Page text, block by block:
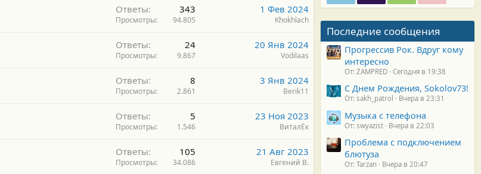
Ответы 343
Просмотры 94.805
1 Фев 2024
Khokhlach
Ответы 24
Просмотры 9.867
20 Янв 2024
Vodilaas
Ответы 8
Просмотры 2.861
3 Янв 2024
Berik11
Ответы 5
Просмотры 1.546
23 Ноя 2023
ВиталЁк
Ответы 105
Просмотры 34.086
21 Авг 2023
Евгений В.
Последние сообщения
Прогрессив Рок. Вдруг кому
интересно
От: ZAMPRED Сегодня в 19:38
С Днем Рождения, Sokolov73!
От: sakh_patrol Вчера в 23:31
Музыка с телефона
От: swyazist Вчера в 22:03
Проблема с подключением
блютуза
От: Tarzan Вчера в 20:47